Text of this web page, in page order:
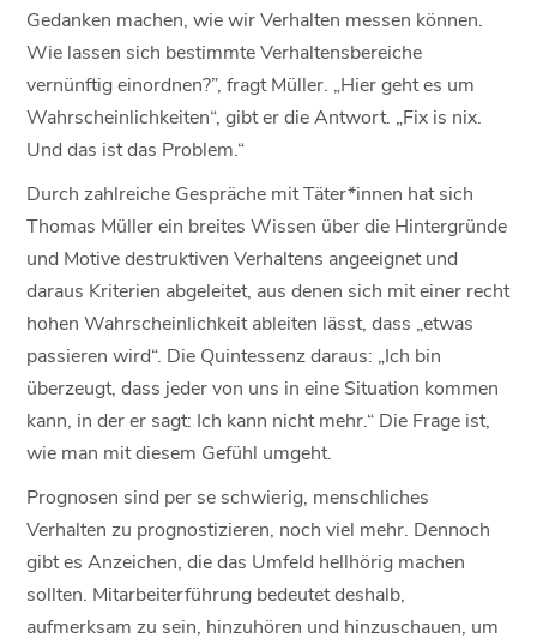
Gedanken machen, wie wir Verhalten messen können.
Wie lassen sich bestimmte Verhaltensbereiche
vernünftig einordnen?”, fragt Müller. „Hier geht es um
Wahrscheinlichkeiten“, gibt er die Antwort. „Fix is nix.
Und das ist das Problem.“
Durch zahlreiche Gespräche mit Täter*innen hat sich
Thomas Müller ein breites Wissen über die Hintergründe
und Motive destruktiven Verhaltens angeeignet und
daraus Kriterien abgeleitet, aus denen sich mit einer recht
hohen Wahrscheinlichkeit ableiten lässt, dass „etwas
passieren wird“. Die Quintessenz daraus: „Ich bin
überzeugt, dass jeder von uns in eine Situation kommen
kann, in der er sagt: Ich kann nicht mehr.“ Die Frage ist,
wie man mit diesem Gefühl umgeht.
Prognosen sind per se schwierig, menschliches
Verhalten zu prognostizieren, noch viel mehr. Dennoch
gibt es Anzeichen, die das Umfeld hellhörig machen
sollten. Mitarbeiterführung bedeutet deshalb,
aufmerksam zu sein, hinzuhören und hinzuschauen, um